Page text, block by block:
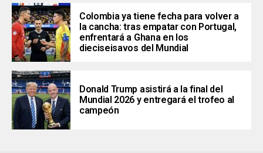
Colombia ya tiene fecha para volver a
la cancha: tras empatar con Portugal,
enfrentará a Ghana en los
dieciseisavos del Mundial
Donald Trump asistirá a la final del
Mundial 2026 y entregará el trofeo al
campeón